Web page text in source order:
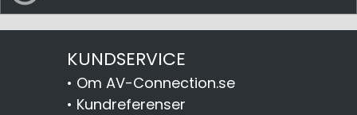
KUNDSERVICE
• Om AV-Connection.se
• Kundreferenser